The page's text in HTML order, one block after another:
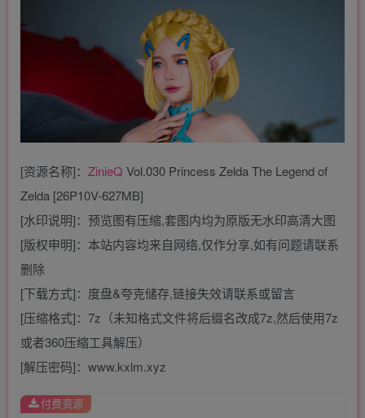
[资源名称]： ZinieQ Vol.030 Princess Zelda The Legend of
Zelda [26P10V-627MB]
[水印说明]：预览图有压缩,套图内均为原版无水印高清大图
[版权申明]：本站内容均来自网络,仅作分享,如有问题请联系
删除
[下载方式]：度盘&夸克储存,链接失效请联系或留言
[压缩格式]：7z（未知格式文件将后缀名改成7z,然后使用7z
或者360压缩工具解压）
[解压密码]：www.kxlm.xyz
付费资源